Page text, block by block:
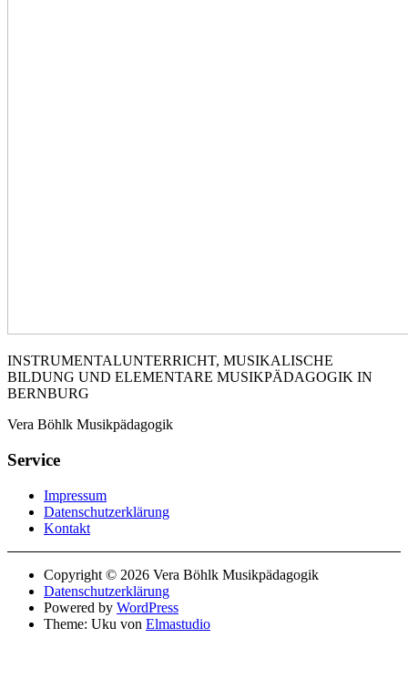
INSTRUMENTALUNTERRICHT, MUSIKALISCHE
BILDUNG UND ELEMENTARE MUSIKPÄDAGOGIK IN
BERNBURG
Vera Böhlk Musikpädagogik
Service
Impressum
Datenschutzerklärung
Kontakt
Copyright © 2026 Vera Böhlk Musikpädagogik
Datenschutzerklärung
Powered by WordPress
Theme: Uku von Elmastudio